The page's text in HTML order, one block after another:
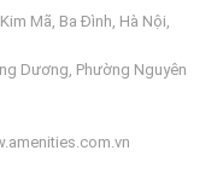
Mã, Ba Đình, Hà Nội,
Dương, Phường Nguyên